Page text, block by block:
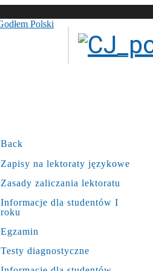
Back
Zapisy na lektoraty językowe
Zasady zaliczania lektoratu
Informacje dla studentów I
roku
Egzamin
Testy diagnostyczne